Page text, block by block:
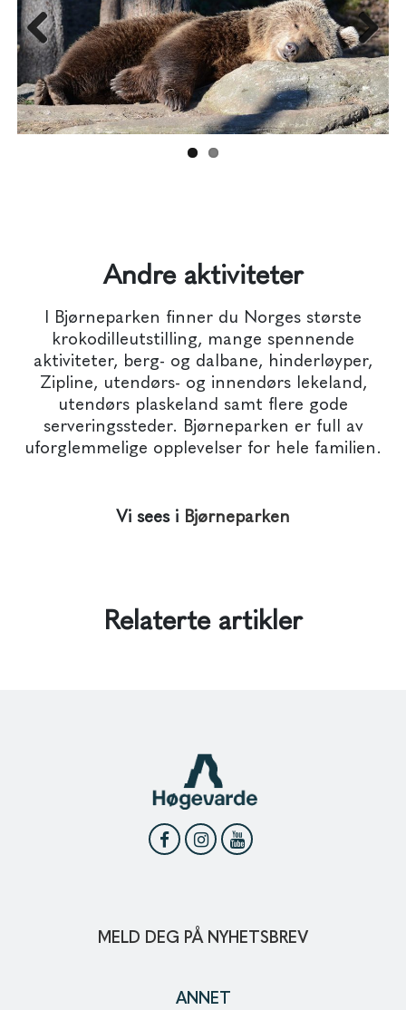
Prev
ious
Nex
t
Andre aktiviteter
I Bjørneparken finner du Norges største
krokodilleutstilling, mange spennende
aktiviteter, berg- og dalbane, hinderløyper,
Zipline, utendørs- og innendørs lekeland,
utendørs plaskeland samt flere gode
serveringssteder. Bjørneparken er full av
uforglemmelige opplevelser for hele familien.
Vi sees i Bjørneparken
Relaterte artikler
ANNET
MELD DEG PÅ NYHETSBREV